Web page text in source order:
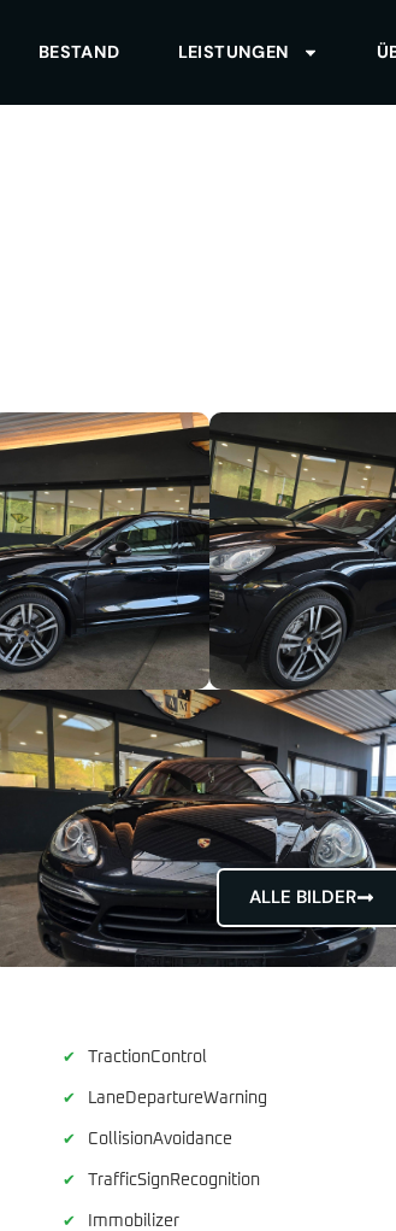
BESTAND LEISTUNGEN
ALLE BILDER
✔ TractionControl
✔ LaneDepartureWarning
✔ CollisionAvoidance
✔ TrafficSignRecognition
✔ Immobilizer